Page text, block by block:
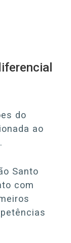
do
ao
Santo
com